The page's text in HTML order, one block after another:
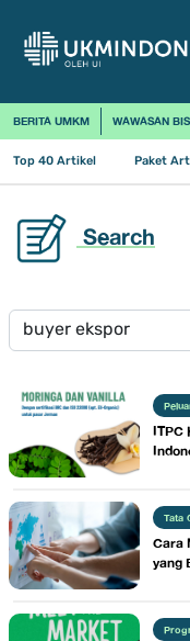
BERITA UMKM WAWASAN
Top 40 Artikel Paket
Search
ITPC
Tata
Cara
yang